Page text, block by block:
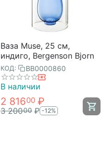
Ваза Muse, 25 см,
индиго, Bergenson Bjorn
КОД: BB0000860
В наличии
2 81600 ₽
3 20000 ₽ -12%